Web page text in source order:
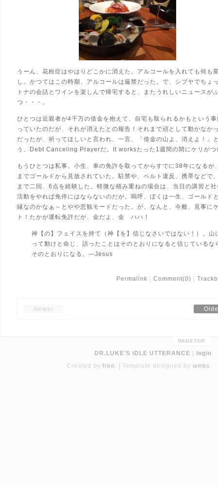
うーん、花粉症はやはりどこかに消えた。アルコールを入れても何も
し。かつてはこの時期、アルコールは厳禁だった。で、シブヤでちょ
トナの会話とワインを楽しんで帰宅すると、またうれしいニュースが
つ・・・。
ひとつは近親者が4千万の借金を抱えて、自宅も取られるかもという
っていたのだが、それが消えたとの報告！それまで頑として動かなか
だったが、祈ってほしいと言われ、一言、「借金の山よ、消えよ！」
う、Debt Canceling Prayerだ。It worksたった1週間の間にケリがつ
もうひとつは私事。小生、車の免許を取ってからすでに38年になるが
までゴールドから見放されていた。駐禁や、ベルト違反、携帯などで
まで二回、6点を経験した。軽微な積み重ねの場合は、当日の講習と
活動をやれば免停にはならないのだが。嗚呼、ぼくは一生、ゴールド
縁なのかなぁ～とやや悲観モードだった。が、なんと、今般、見事に
ト！たかが運転免許だが、金だよ、金
ハハ！
神【の】フェイスを持て（神【を】信じなさいではない！）。山
って動けと命じ、語ったことはそのとおりになると信じているな
そのとおりになる。―Jesus
Permalink Comment(0)
Newer
PAGETOP
DR.LUKE'S iDLE UTTERANCE
login
Created by freo . Template designed by wmks.